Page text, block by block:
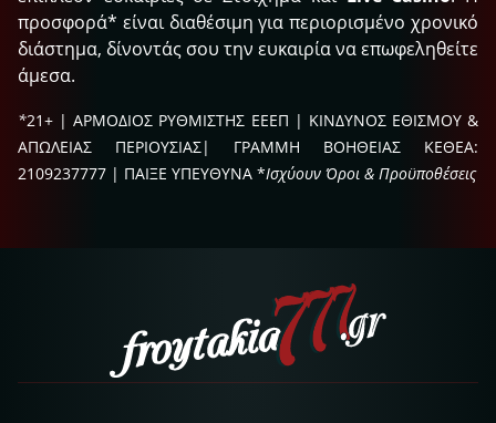
προσφορά* είναι διαθέσιμη για περιορισμένο χρονικό
διάστημα, δίνοντάς σου την ευκαιρία να επωφεληθείτε
άμεσα.
*​21+ | ΑΡΜΟΔΙΟΣ ΡΥΘΜΙΣΤΗΣ ΕΕΕΠ | ΚΙΝΔΥΝΟΣ ΕΘΙΣΜΟΥ &
ΑΠΩΛΕΙΑΣ ΠΕΡΙΟΥΣΙΑΣ| ΓΡΑΜΜΗ ΒΟΗΘΕΙΑΣ ΚΕΘΕΑ:
2109237777 | ΠΑΙΞΕ ΥΠΕΥΘΥΝΑ *Ισχύουν Όροι & Προϋποθέσεις